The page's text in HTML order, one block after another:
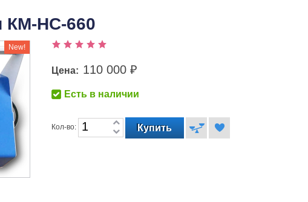
КМ-НС-660
New!
Цена: 110 000 ₽
Есть в наличии
Кол-во: